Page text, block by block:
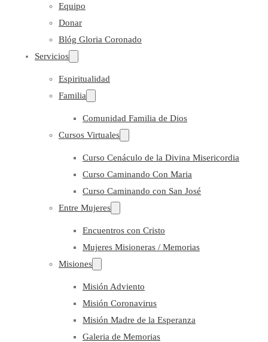
Equipo
Donar
Blóg Gloria Coronado
Servicios
Espiritualidad
Familia
Comunidad Familia de Dios
Cursos Virtuales
Curso Cenáculo de la Divina Misericordia
Curso Caminando Con Maria
Curso Caminando con San José
Entre Mujeres
Encuentros con Cristo
Mujeres Misioneras / Memorias
Misiones
Misión Adviento
Misión Coronavirus
Misión Madre de la Esperanza
Galeria de Memorias